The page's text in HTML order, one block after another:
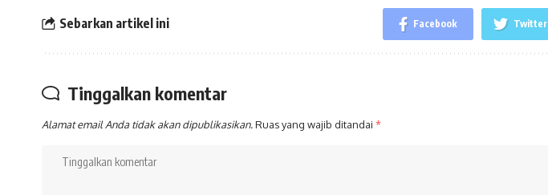
Sebarkan artikel ini Facebook Twitter
Tinggalkan komentar
Alamat email Anda tidak akan dipublikasikan.Ruas yang wajib ditandai *